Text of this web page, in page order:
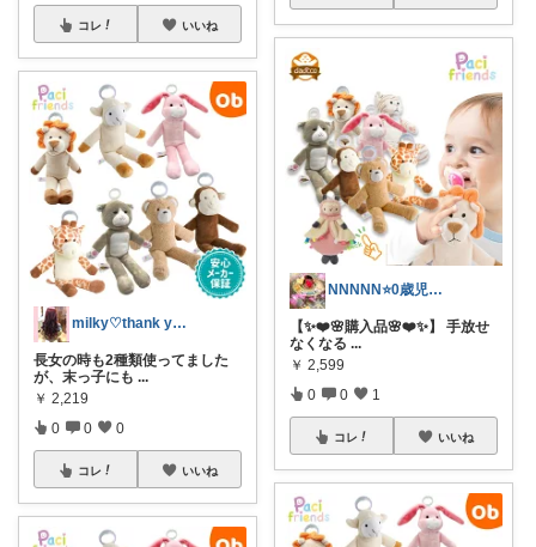
コレ いいね
milky♡thank you💋
長女の時も2種類使ってました
が、末っ子にも ...
￥ 2,219
0 0 0
コレ いいね
NNNNN⭐️0歳児子育て中👶戸建購入🌸
【✨❤️🌸購入品🌸❤️✨】 手放せ
なくなる ...
￥ 2,599
0 0 1
コレ いいね